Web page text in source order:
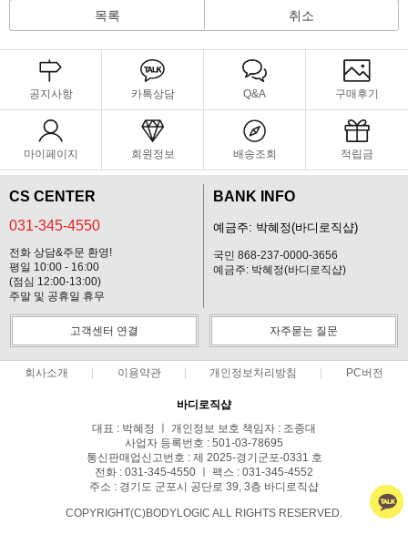
목록 취소
공지사항 카톡상담 Q&A 구매후기
마이페이지 회원정보 배송조회 적립금
CS CENTER
031-345-4550
전화 상담&주문 환영!
평일 10:00 - 16:00
(점심 12:00-13:00)
주말 및 공휴일 휴무
BANK INFO
예금주: 박혜정(바디로직샵)
국민 868-237-0000-3656
예금주: 박혜정(바디로직샵)
고객센터 연결 자주묻는 질문
회사소개 이용약관 개인정보처리방침 PC버전
바디로직샵
대표 : 박혜정 ㅣ 개인정보 보호 책임자 : 조종대
사업자 등록번호 : 501-03-78695
통신판매업신고번호 : 제 2025-경기군포-0331 호
전화 : 031-345-4550 ㅣ 팩스 : 031-345-4552
주소 : 경기도 군포시 공단로 39, 3층 바디로직샵
COPYRIGHT(C)BODYLOGIC ALL RIGHTS RESERVED.